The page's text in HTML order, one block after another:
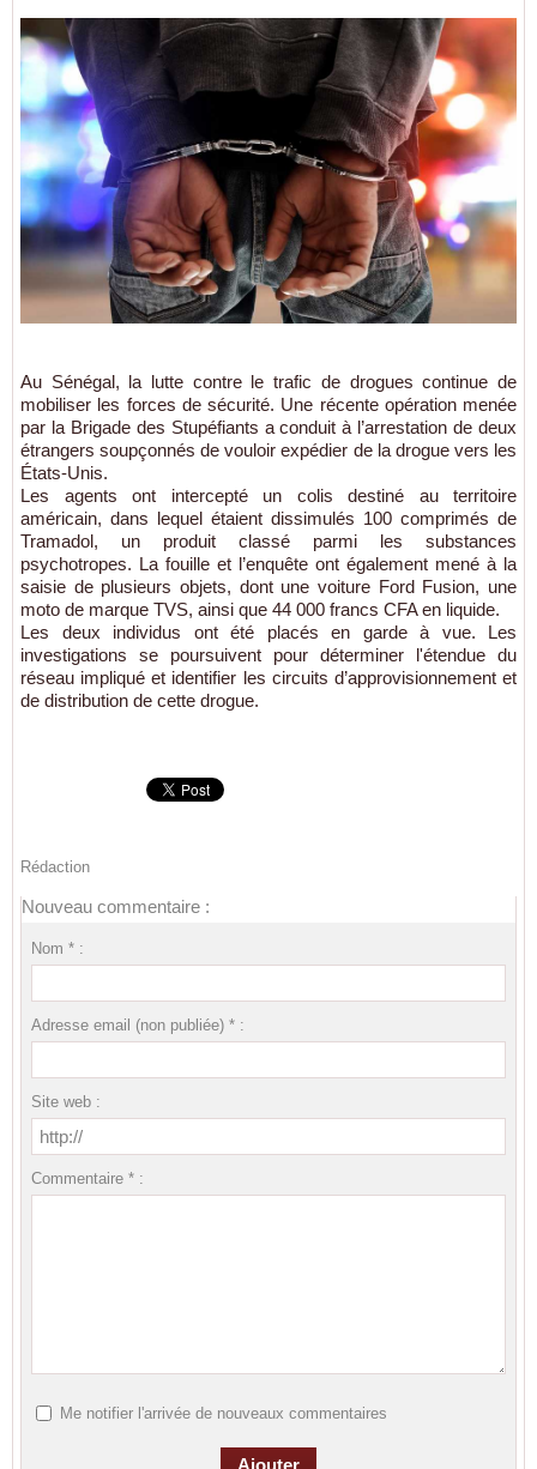
Au Sénégal, la lutte contre le trafic de drogues continue de
mobiliser les forces de sécurité. Une récente opération menée
par la Brigade des Stupéfiants a conduit à l’arrestation de deux
étrangers soupçonnés de vouloir expédier de la drogue vers les
États-Unis.
Les agents ont intercepté un colis destiné au territoire
américain, dans lequel étaient dissimulés 100 comprimés de
Tramadol, un produit classé parmi les substances
psychotropes. La fouille et l’enquête ont également mené à la
saisie de plusieurs objets, dont une voiture Ford Fusion, une
moto de marque TVS, ainsi que 44 000 francs CFA en liquide.
Les deux individus ont été placés en garde à vue. Les
investigations se poursuivent pour déterminer l'étendue du
réseau impliqué et identifier les circuits d’approvisionnement et
de distribution de cette drogue.
Rédaction
Nouveau commentaire :
Nom * :
Adresse email (non publiée) * :
Site web :
Commentaire * :
Me notifier l'arrivée de nouveaux commentaires